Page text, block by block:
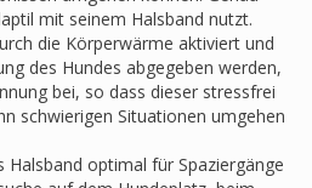
mit seinem Halsband nutzt.
die Körperwärme aktiviert und
des Hundes abgegeben werden,
bei, so dass dieser stressfrei
schwierigen Situationen umgehen
Halsband optimal für Spaziergänge